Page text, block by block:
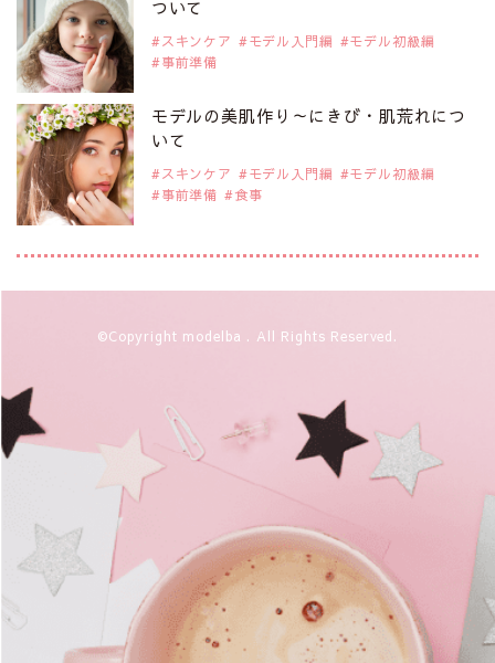
注目モデル 谷口蘭さん
2019年9月29日
注目モデルを1名追加いたしました。
是非ご覧ください。
注目モデル カーラ・デルヴィーニュ
2019年9月29日
注目モデルを1名追加いたしました。
2019年9月29日
注目モデルを1名追加いたしました。
注目モデル 中条あやみさん
ついて
スキンケア モデル入門編
モデル初級編
事前準備
モデルの美肌作り～にきび・肌荒れにつ
いて
スキンケア モデル入門編
モデル初級編
事前準備
食事
©Copyright modelba . All Rights Reserved.